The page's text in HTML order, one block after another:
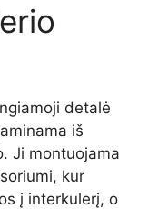
detalė
iš
Ji montuojama
kur
į interkulerį, o